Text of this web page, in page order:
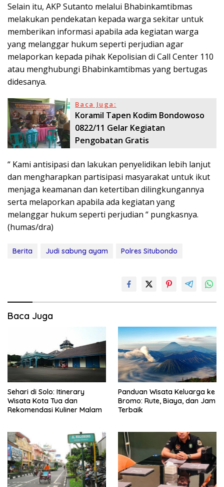
Selain itu, AKP Sutanto melalui Bhabinkamtibmas
melakukan pendekatan kepada warga sekitar untuk
memberikan informasi apabila ada kegiatan warga
yang melanggar hukum seperti perjudian agar
melaporkan kepada pihak Kepolisian di Call Center 110
atau menghubungi Bhabinkamtibmas yang bertugas
didesanya.
Baca Juga:
Koramil Tapen Kodim Bondowoso
0822/11 Gelar Kegiatan
Pengobatan Gratis
“ Kami antisipasi dan lakukan penyelidikan lebih lanjut
dan mengharapkan partisipasi masyarakat untuk ikut
menjaga keamanan dan ketertiban dilingkungannya
serta melaporkan apabila ada kegiatan yang
melanggar hukum seperti perjudian “ pungkasnya.
(humas/dra)
Berita Judi sabung ayam Polres Situbondo
Baca Juga
Sehari di Solo: Itinerary
Wisata Kota Tua dan
Rekomendasi Kuliner Malam
Panduan Wisata Keluarga ke
Bromo: Rute, Biaya, dan Jam
Terbaik